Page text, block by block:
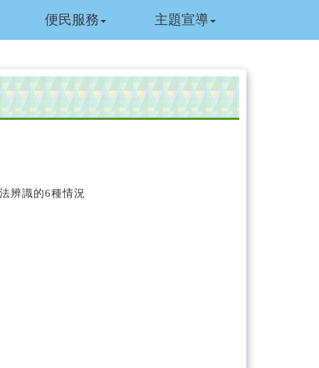
便民服務 主題宣導